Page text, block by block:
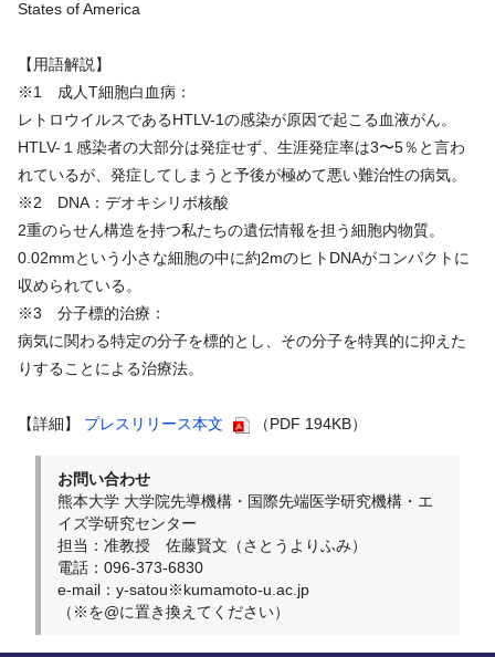
States of America
【用語解説】
※1 成人T細胞白血病：
レトロウイルスであるHTLV-1の感染が原因で起こる血液がん。
HTLV-１感染者の大部分は発症せず、生涯発症率は3〜5％と言わ
れているが、発症してしまうと予後が極めて悪い難治性の病気。
※2 DNA：デオキシリボ核酸
2重のらせん構造を持つ私たちの遺伝情報を担う細胞内物質。
0.02mmという小さな細胞の中に約2mのヒトDNAがコンパクトに
収められている。
※3 分子標的治療：
病気に関わる特定の分子を標的とし、その分子を特異的に抑えた
りすることによる治療法。
【詳細】 プレスリリース本文 （PDF 194KB）
お問い合わせ
熊本大学 大学院先導機構・国際先端医学研究機構・エ
イズ学研究センター
担当：准教授 佐藤賢文（さとうよりふみ）
電話：096-373-6830
e-mail：y-satou※kumamoto-u.ac.jp
（※を@に置き換えてください）